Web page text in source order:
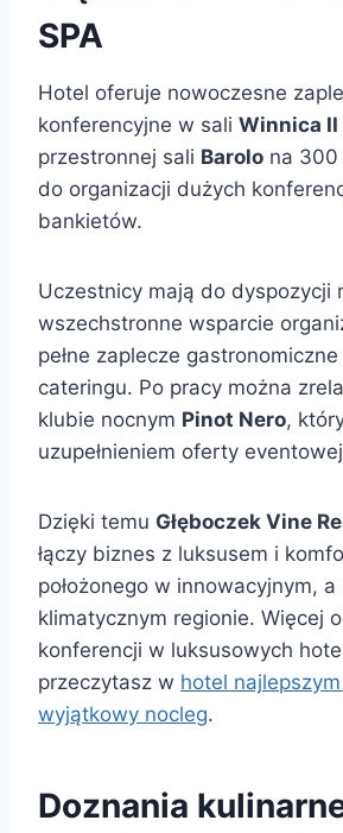
SPA
Hotel oferuje nowoczesne
konferencyjne w sali Winnica II
przestronnej sali Barolo na 300
do organizacji dużych
bankietów.
Uczestnicy mają do dyspozycji
wszechstronne wsparcie
pełne zaplecze
cateringu. Po pracy można
klubie nocnym Pinot Nero,
uzupełnieniem oferty
Dzięki temu Głęboczek Vine
łączy biznes z luksusem i
położonego w innowacyjnym, a
klimatycznym regionie. Więcej
konferencji w luksusowych
przeczytasz w hotel
wyjątkowy nocleg.
Doznania